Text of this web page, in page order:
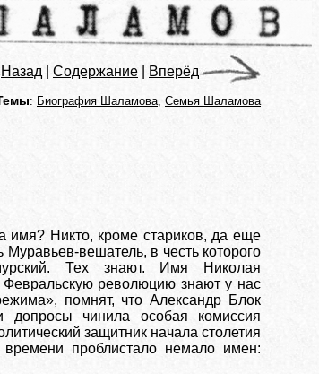
Назад Содержание Вперёд
: Биография Шаламова, Семья Шаламова
имя? Никто, кроме стариков, да еще
вешатель, в честь которого
Тех знают. Имя Николая
Февральскую революцию знают у нас
помнят, что Александр Блок
допросы чинила особая комиссия
защитник начала столетия
времени проблистало немало имен: